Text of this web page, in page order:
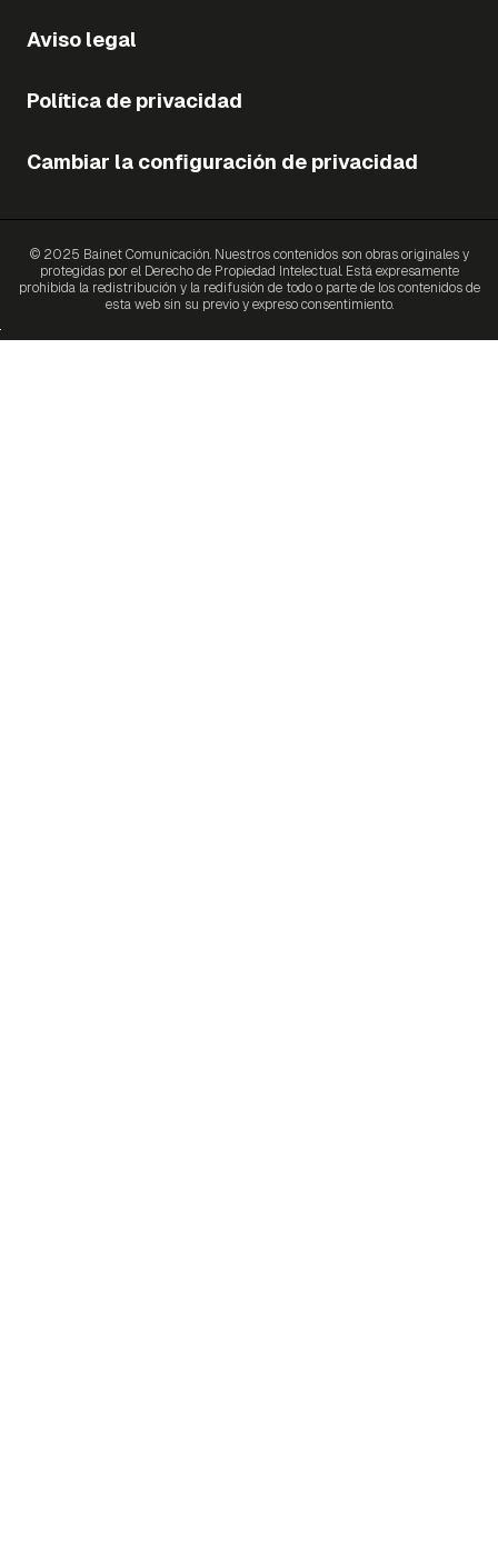
Aviso legal
Política de privacidad
Cambiar la configuración de privacidad
© 2025 Bainet Comunicación. Nuestros contenidos son obras originales y
protegidas por el Derecho de Propiedad Intelectual. Está expresamente
prohibida la redistribución y la redifusión de todo o parte de los contenidos de
esta web sin su previo y expreso consentimiento.